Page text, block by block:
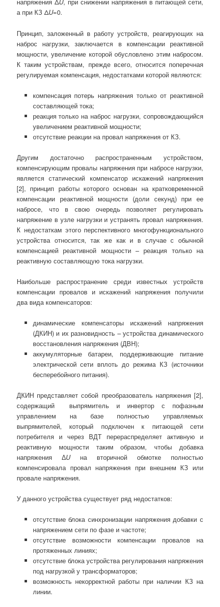
напряжения ΔU, при снижении напряжения в питающей сети,
а при КЗ ΔU=0.
Принцип, заложенный в работу устройств, реагирующих на
наброс нагрузки, заключается в компенсации реактивной
мощности, увеличение которой обусловлено этим набросом.
К таким устройствам, прежде всего, относится поперечная
регулируемая компенсация, недостатками которой являются:
компенсация потерь напряжения только от реактивной
составляющей тока;
реакция только на наброс нагрузки, сопровождающийся
увеличением реактивной мощности;
отсутствие реакции на провал напряжения от КЗ.
Другим достаточно распространенным устройством,
компенсирующим провалы напряжения при набросе нагрузки,
является статический компенсатор искажений напряжения
[2], принцип работы которого основан на кратковременной
компенсации реактивной мощности (доли секунд) при ее
набросе, что в свою очередь позволяет регулировать
напряжение в узле нагрузки и устранять провал напряжения.
К недостаткам этого перспективного многофункционального
устройства относится, так же как и в случае с обычной
компенсацией реактивной мощности – реакция только на
реактивную составляющую тока нагрузки.
Наибольше распространение среди известных устройств
компенсации провалов и искажений напряжения получили
два вида компенсаторов:
динамические компенсаторы искажений напряжения
(ДКИН) и их разновидность – устройства динамического
восстановления напряжения (ДВН);
аккумуляторные батареи, поддерживающие питание
электрической сети вплоть до режима КЗ (источники
бесперебойного питания).
ДКИН представляет собой преобразователь напряжения [2],
содержащий выпрямитель и инвертор с пофазным
управлением на базе полностью управляемых
выпрямителей, который подключен к питающей сети
потребителя и через ВДТ перераспределяет активную и
реактивную мощности таким образом, чтобы добавка
напряжения ∆Uна вторичной обмотке полностью
компенсировала провал напряжения при внешнем КЗ или
провале напряжения.
У данного устройства существует ряд недостатков:
отсутствие блока синхронизации напряжения добавки с
напряжением сети по фазе и частоте;
отсутствие возможности компенсации провалов на
протяженных линиях;
отсутствие блока устройства регулирования напряжения
под нагрузкой у трансформаторов;
возможность некорректной работы при наличии КЗ на
линии.